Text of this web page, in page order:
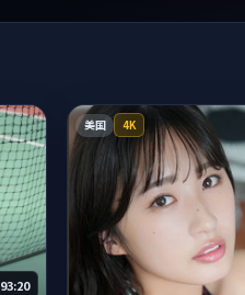
93:20
美国 4K